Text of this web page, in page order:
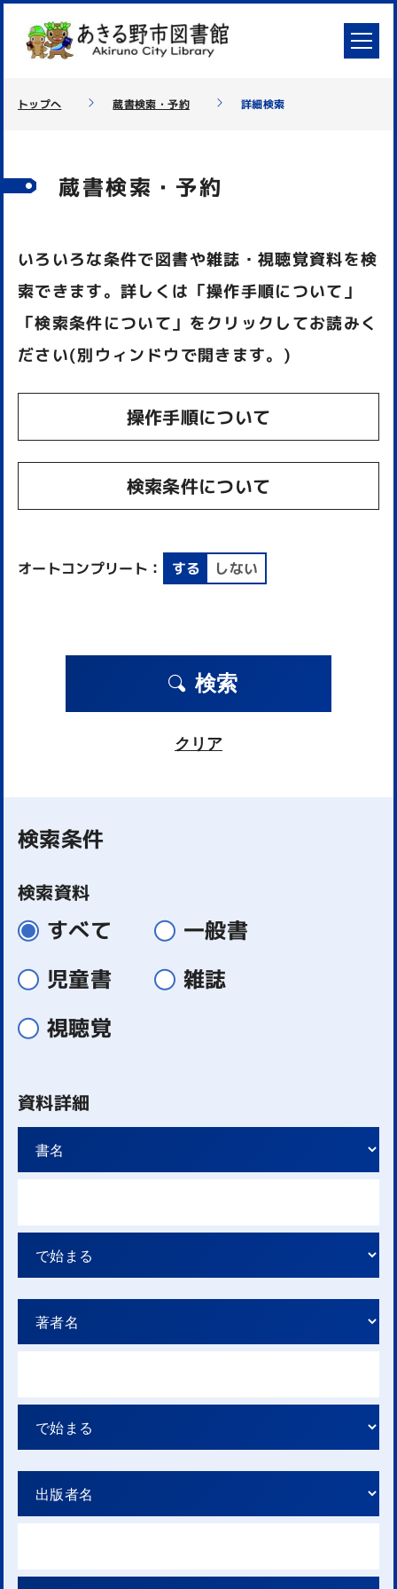
トップへ 蔵書検索・予約 詳細検索
蔵書検索・予約
いろいろな条件で図書や雑誌・視聴覚資料を検
索できます。詳しくは「操作手順について」
「検索条件について」をクリックしてお読みく
ださい(別ウィンドウで開きます。)
操作手順について
検索条件について
オートコンプリート： する しない
検索
クリア
検索条件
検索資料
すべて
一般書
児童書
雑誌
視聴覚
資料詳細